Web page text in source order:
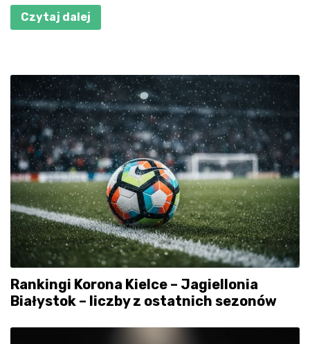
Czytaj dalej
Rankingi Korona Kielce – Jagiellonia
Białystok – liczby z ostatnich sezonów